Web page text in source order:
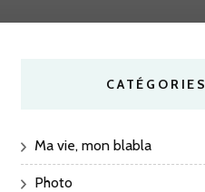
CATÉGORIES
Ma vie, mon blabla
Photo